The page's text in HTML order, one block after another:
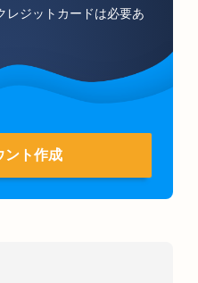
レジットカードは必要あ
ント作成